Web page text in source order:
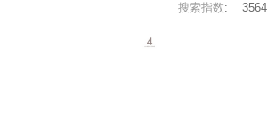
搜索指数: 3564